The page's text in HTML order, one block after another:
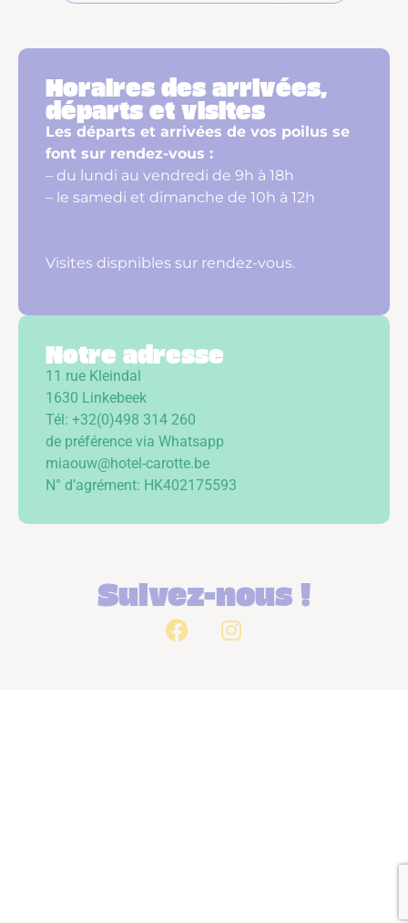
Horaires des arrivées,
départs et visites
Les départs et arrivées de vos poilus se
font sur rendez-vous :
– du lundi au vendredi de 9h à 18h
– le samedi et dimanche de 10h à 12h
Visites dispnibles sur rendez-vous.
Notre adresse
11 rue Kleindal
1630 Linkebeek
Tél: +32(0)498 314 260
de préférence via Whatsapp
miaouw@hotel-carotte.be
N° d’agrément: HK402175593
Suivez-nous !